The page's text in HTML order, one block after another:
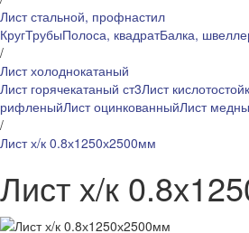
Лист стальной, профнастил
КругТрубыПолоса, квадратБалка,
/
Лист холоднокатаный
Лист горячекатаный ст3Лист
рифленыйЛист оцинкованныйЛист
/
Лист х/к 0.8х1250х2500мм
Лист х/к